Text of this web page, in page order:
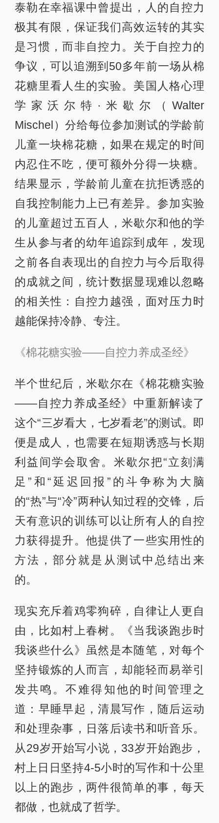
泰勒在幸福课中曾提出，人的自控力
极其有限，保证我们高效运转的其实
是习惯，而非自控力。关于自控力的
争议，可以追溯到50多年前一场从棉
花糖里看人生的实验。美国人格心理
学家沃尔特·米歇尔（Walter
Mischel）分给每位参加测试的学龄前
儿童一块棉花糖，如果在规定的时间
内忍住不吃，便可额外分得一块糖。
结果显示，学龄前儿童在抗拒诱惑的
自我控制能力上已有差异。参加实验
的儿童超过五百人，米歇尔和他的学
生从参与者的幼年追踪到成年，发现
之前各自表现出的自控力与今后取得
的成就之间，统计数据显现难以忽略
的相关性：自控力越强，面对压力时
越能保持冷静、专注。
《棉花糖实验——自控力养成圣经》
半个世纪后，米歇尔在《棉花糖实验
——自控力养成圣经》中重新解读了
这个“三岁看大，七岁看老”的测试。即
便是成人，也需要在短期诱惑与长期
利益间学会取舍。米歇尔把“立刻满
足”和“延迟回报”的斗争称为大脑
的“热”与“冷”两种认知过程的交锋，后
天有意识的训练可以让所有人的自控
力获得提升。他提供了一些实用性的
方法，部分就是从测试中总结出来
的。
现实充斥着鸡零狗碎，自律让人更自
由，比如村上春树。《当我谈跑步时
我谈些什么》虽然是本随笔，对每个
坚持锻炼的人而言，却能轻而易举引
发共鸣。不难得知他的时间管理之
道：早睡早起，清晨写作，随后运动
和处理杂事，日落后读书和听音乐。
从29岁开始写小说，33岁开始跑步，
村上日日坚持4-5小时的写作和十公里
以上的跑步，两件很简单的事，每天
都做，也就成了哲学。